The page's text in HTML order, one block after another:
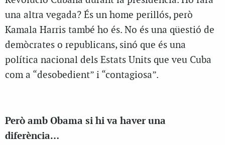
una altra vegada? És un home perillós, però
Kamala Harris també ho és. No és una qüestió de
demòcrates o republicans, sinó que és una
política nacional dels Estats Units que veu Cuba
com a “desobedient” i “contagiosa”.
Però amb Obama si hi va haver una
diferència…